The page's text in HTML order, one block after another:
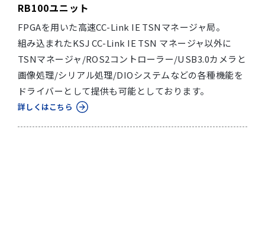
RB100ユニット
FPGAを用いた高速CC-Link IE TSNマネージャ局。
組み込まれたKSJ CC-Link IE TSN マネージャ以外に
TSNマネージャ/ROS2コントローラー/USB3.0カメラと
画像処理/シリアル処理/DIOシステムなどの各種機能を
ドライバーとして提供も可能としております。
詳しくはこちら